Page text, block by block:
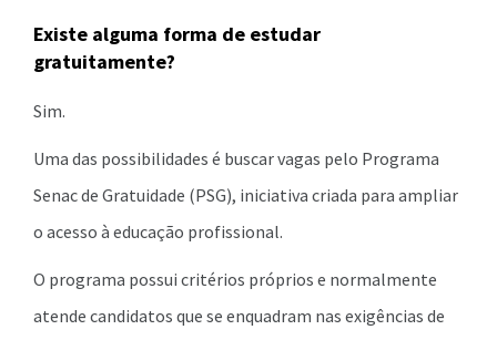
Existe alguma forma de estudar
gratuitamente?
Sim.
Uma das possibilidades é buscar vagas pelo Programa
Senac de Gratuidade (PSG), iniciativa criada para ampliar
o acesso à educação profissional.
O programa possui critérios próprios e normalmente
atende candidatos que se enquadram nas exigências de